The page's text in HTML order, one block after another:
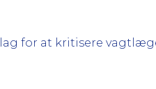
for at kritisere